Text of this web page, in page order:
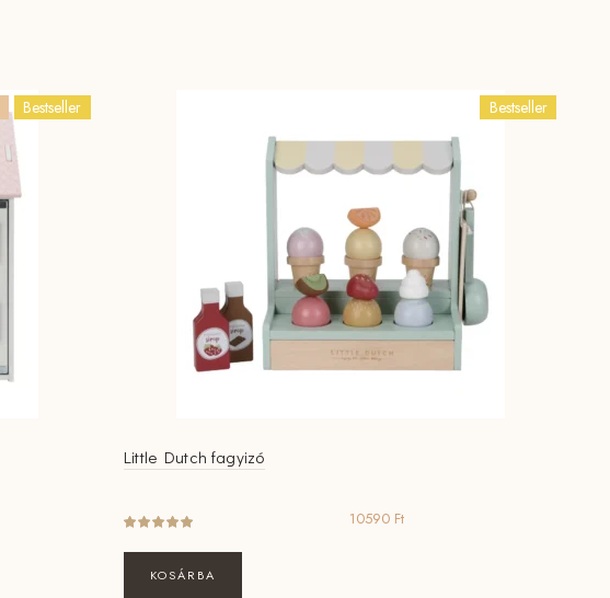
Bestseller Bestseller
Little Dutch fagyizó
10590 Ft
KOSÁRBA